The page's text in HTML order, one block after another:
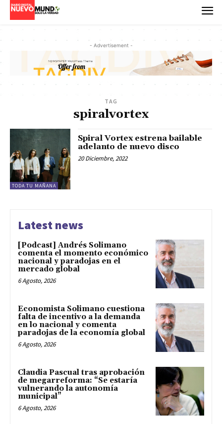
- Advertisement -
TAG
spiralvortex
TODA TU MAÑANA
Spiral Vortex estrena bailable
adelanto de nuevo disco
20 Diciembre, 2022
Latest news
[Podcast] Andrés Solimano
comenta el momento económico
nacional y paradojas en el
mercado global
6 Agosto, 2026
Economista Solimano cuestiona
falta de incentivo a la demanda
en lo nacional y comenta
paradojas de la economía global
6 Agosto, 2026
Claudia Pascual tras aprobación
de megarreforma: “Se estaría
vulnerando la autonomía
municipal”
6 Agosto, 2026